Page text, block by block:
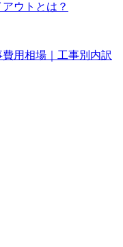
ウトとは？
用相場｜工事別内訳